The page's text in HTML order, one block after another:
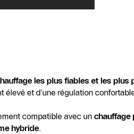
les plus fiables et les plus
élevé et d’une régulation
compatible avec un chauffage
hybride.